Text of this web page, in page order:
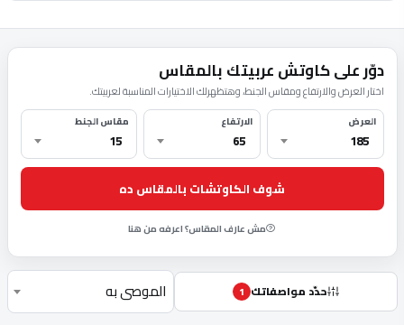
دوّر على كاوتش عربيتك بالمقاس
اختار العرض والارتفاع ومقاس الجنط، وهتظهرلك الاختيارات المناسبة لعربيتك.
العرض
185
الارتفاع
65
مقاس الجنط
15
شوف الكاوتشات بالمقاس ده
مش عارف المقاس؟ اعرفه من هنا
حدّد مواصفاتك 1 الموصى به